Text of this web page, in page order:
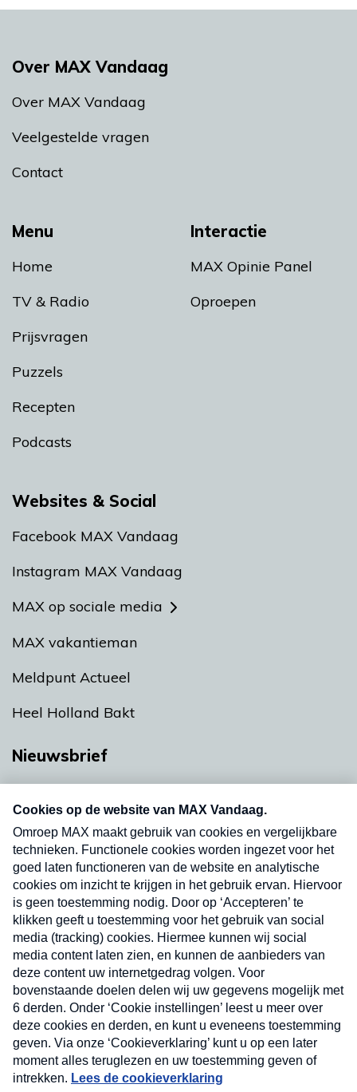
Menu
Home
TV & Radio
Prijsvragen
Puzzels
Recepten
Podcasts
Interactie
MAX Opinie Panel
Oproepen
Over MAX Vandaag
Over MAX Vandaag
Veelgestelde vragen
Contact
Websites & Social
Facebook MAX Vandaag
Instagram MAX Vandaag
MAX op sociale media
MAX vakantieman
Meldpunt Actueel
Heel Holland Bakt
Nieuwsbrief
nieuwsbrief. Elke vrijdag- en dinsdagochtend in
uw mailbox.
Verzend
Nieuwsbrief
Neem hier een gratis abonnement op onze
nieuwsbrief. Elke vrijdag- en dinsdagochtend in uw